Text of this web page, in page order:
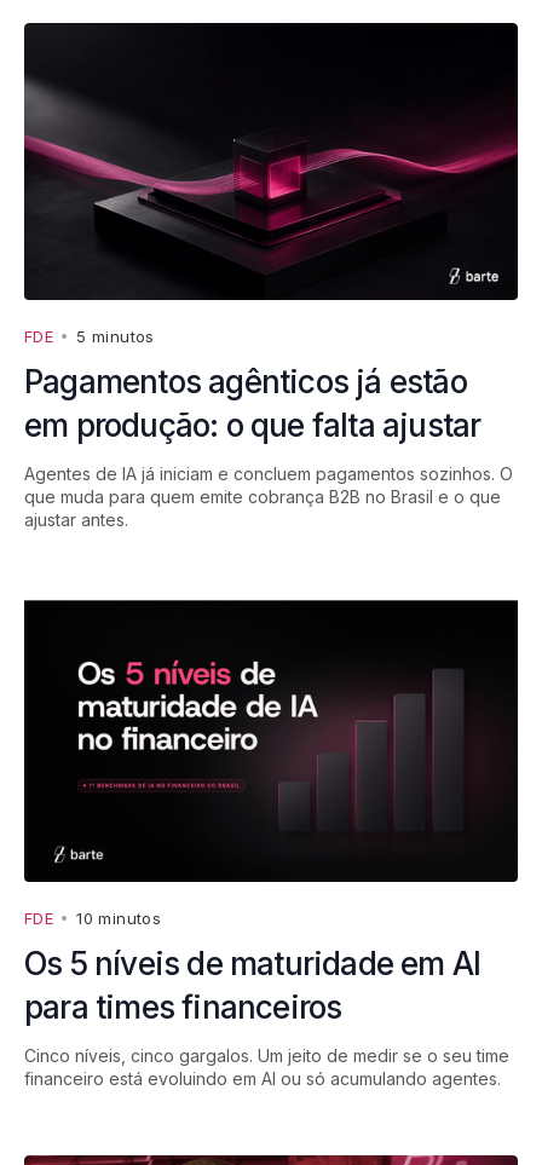
FDE • 5 minutos
Pagamentos agênticos já estão
em produção: o que falta ajustar
Agentes de IA já iniciam e concluem pagamentos sozinhos. O
que muda para quem emite cobrança B2B no Brasil e o que
ajustar antes.
FDE •10 minutos
Os 5 níveis de maturidade em AI
para times financeiros
Cinco níveis, cinco gargalos. Um jeito de medir se o seu time
financeiro está evoluindo em AI ou só acumulando agentes.